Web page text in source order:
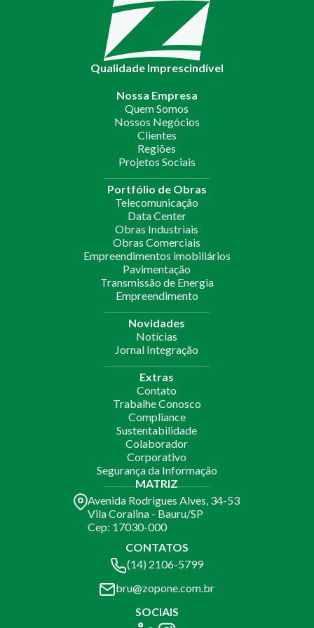
Qualidade Imprescindível
Nossa Empresa
Quem Somos
Nossos Negócios
Clientes
Regiões
Projetos Sociais
Portfólio de Obras
Telecomunicação
Data Center
Obras Industriais
Obras Comerciais
Empreendimentos imobiliários
Pavimentação
Transmissão de Energia
Empreendimento
Novidades
Notícias
Jornal Integração
Extras
Contato
Trabalhe Conosco
Compliance
Sustentabilidade
Colaborador
Corporativo
Segurança da Informação
MATRIZ
Avenida Rodrigues Alves, 34-53
Vila Coralina - Bauru/SP
Cep: 17030-000
CONTATOS
(14) 2106-5799
bru@zopone.com.br
SOCIAIS